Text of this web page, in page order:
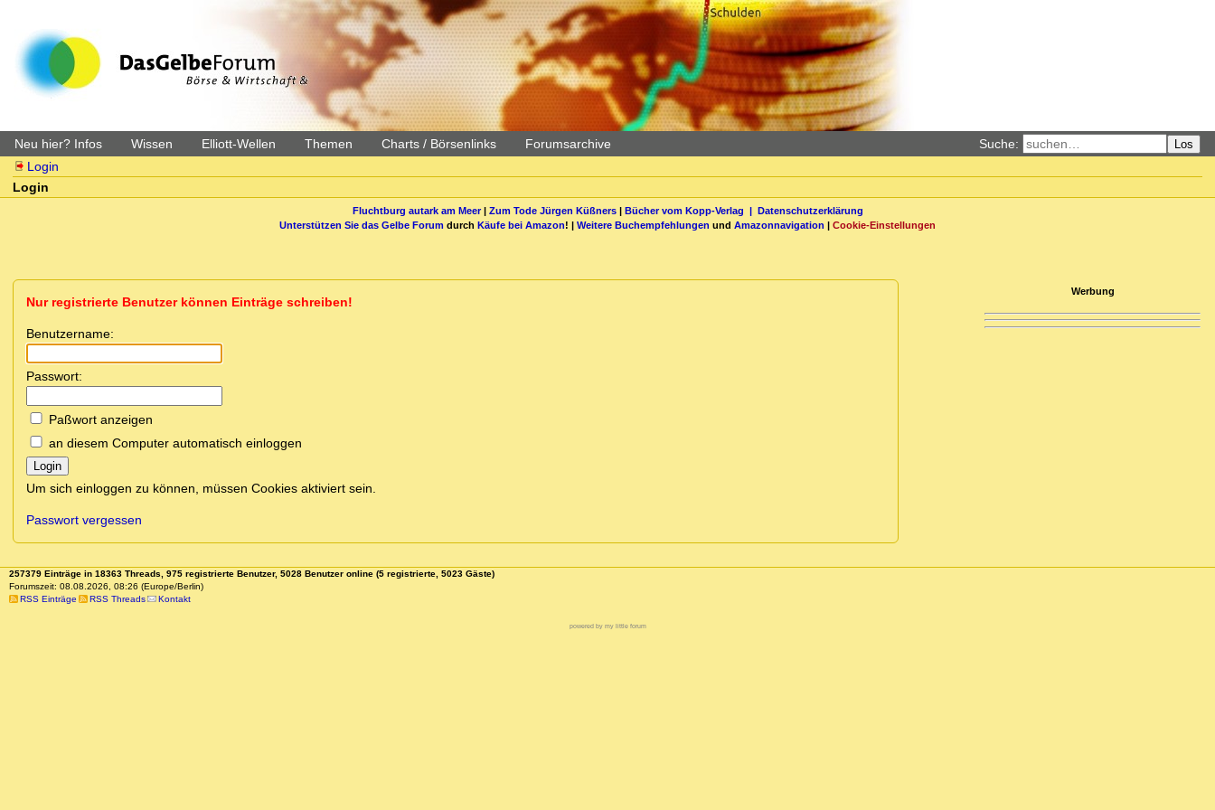
Neu hier? Infos Wissen Elliott-Wellen Themen Charts / Börsenlinks Forumsarchive Suche: Los
Login
Login
Fluchtburg autark am Meer| Zum Tode Jürgen Küßners| Bücher vom Kopp-Verlag | Datenschutzerklärung
Unterstützen Sie das Gelbe Forum durch Käufe bei Amazon! | Weitere Buchempfehlungen und Amazonnavigation | Cookie-Einstellungen
Nur registrierte Benutzer können Einträge schreiben!
Benutzername:
Passwort:
Paßwort anzeigen
an diesem Computer automatisch einloggen
Login
Um sich einloggen zu können, müssen Cookies aktiviert sein.
Passwort vergessen
Werbung
257379 Einträge in 18363 Threads, 975 registrierte Benutzer, 5028 Benutzer online (5 registrierte, 5023 Gäste)
Forumszeit: 08.08.2026, 08:26 (Europe/Berlin)
RSS Einträge
RSS Threads Kontakt
powered by my little forum